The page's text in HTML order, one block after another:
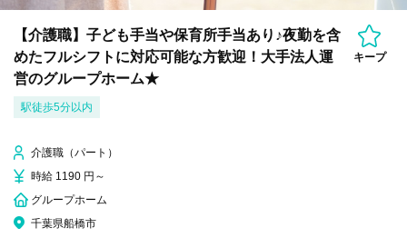
【介護職】子ども手当や保育所手当あり♪夜勤を含
めたフルシフトに対応可能な方歓迎！大手法人運
営のグループホーム★
キープ
駅徒歩5分以内
介護職（パート）
時給 1190 円～
グループホーム
千葉県船橋市